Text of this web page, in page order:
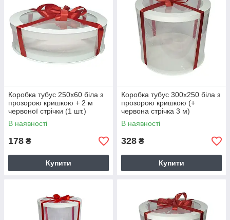
Коробка тубус 250х60 біла з
прозорою кришкою + 2 м
червоної стрічки (1 шт.)
В наявності
178 ₴
Купити
Коробка тубус 300х250 біла з
прозорою кришкою (+
червона стрічка 3 м)
В наявності
328 ₴
Купити